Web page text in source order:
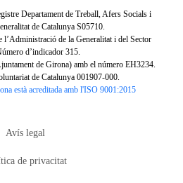
Departament de Treball, Afers Socials i
de Catalunya S05710.
l’Administració de la Generalitat i del Sector
d’indicador 315.
de Girona) amb el número EH3234.
de Catalunya 001907-000.
està acreditada amb l'ISO 9001:2015
Avís legal
de privacitat